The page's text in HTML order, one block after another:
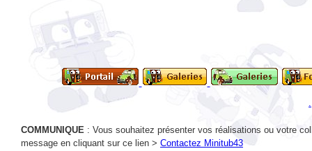
.
COMMUNIQUE : Vous souhaitez présenter vos réalisations ou votre
message en cliquant sur ce lien > Contactez Minitub43